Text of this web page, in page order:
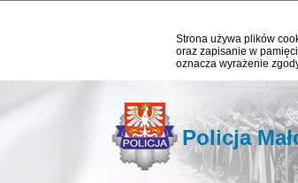
Strona używa plików
oraz zapisanie w
oznacza wyrażenie
Policja